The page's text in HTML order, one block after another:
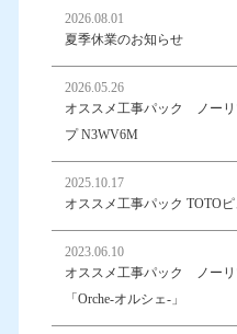
2026.08.01
夏季休業のお知らせ
2026.05.26
オススメ工事パック ノーリ
プ N3WV6M
2025.10.17
オススメ工事パック TOTO
2023.06.10
オススメ工事パック ノーリ
「Orche-オルシェ-」